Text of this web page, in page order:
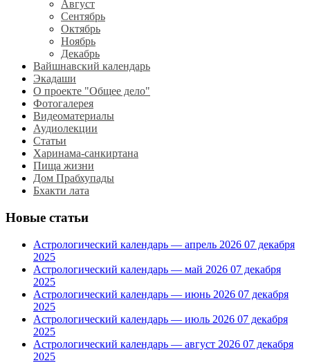
Август
Сентябрь
Октябрь
Ноябрь
Декабрь
Вайшнавский календарь
Экадаши
О проекте "Общее дело"
Фотогалерея
Видеоматериалы
Аудиолекции
Статьи
Харинама-санкиртана
Пища жизни
Дом Прабхупады
Бхакти лата
Новые статьи
Астрологический календарь — апрель 2026 07 декабря
2025
Астрологический календарь — май 2026 07 декабря
2025
Астрологический календарь — июнь 2026 07 декабря
2025
Астрологический календарь — июль 2026 07 декабря
2025
Астрологический календарь — август 2026 07 декабря
2025